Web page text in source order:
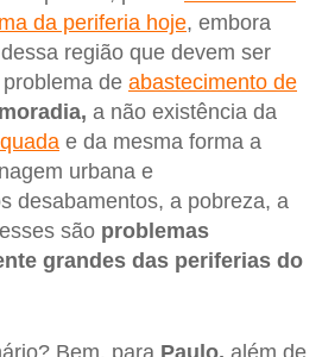
da periferia hoje, embora
região que devem ser
de abastecimento de
a não existência da
e da mesma forma a
urbana e
desabamentos, a pobreza, a
são problemas
grandes das periferias do
Bem, para Paulo, além de